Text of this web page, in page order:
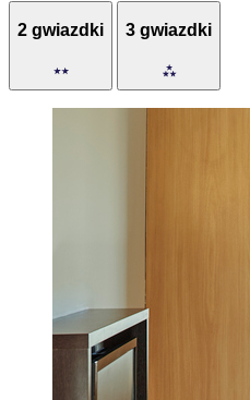
2 gwiazdki 3 gwiazdki